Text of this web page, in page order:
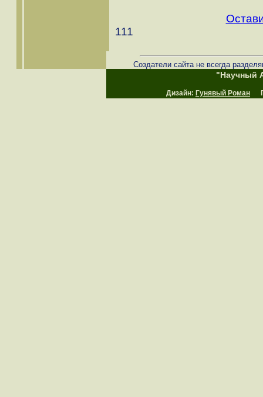
111
Создатели сайта не всегда
"Научный
Дизайн: Гунявый Роман